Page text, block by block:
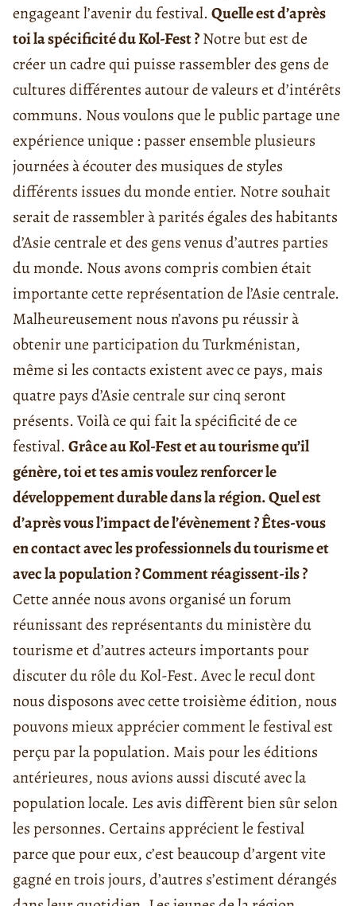
engageant l’avenir du festival.Quelle est d’après
toi la spécificité du Kol-Fest ?Notre but est de
créer un cadre qui puisse rassembler des gens de
cultures différentes autour de valeurs et d’intérêts
communs. Nous voulons que le public partage une
expérience unique : passer ensemble plusieurs
journées à écouter des musiques de styles
différents issues du monde entier. Notre souhait
serait de rassembler à parités égales des habitants
d’Asie centrale et des gens venus d’autres parties
du monde. Nous avons compris combien était
importante cette représentation de l’Asie centrale.
Malheureusement nous n’avons pu réussir à
obtenir une participation du Turkménistan,
même si les contacts existent avec ce pays, mais
quatre pays d’Asie centrale sur cinq seront
présents. Voilà ce qui fait la spécificité de ce
festival.Grâce au Kol-Fest et au tourisme qu’il
génère, toi et tes amis voulez renforcer le
développement durable dans la région. Quel est
d’après vous l’impact de l’évènement ? Êtes-vous
en contact avec les professionnels du tourisme et
avec la population ? Comment réagissent-ils ?
Cette année nous avons organisé un forum
réunissant des représentants du ministère du
tourisme et d’autres acteurs importants pour
discuter du rôle du Kol-Fest. Avec le recul dont
nous disposons avec cette troisième édition, nous
pouvons mieux apprécier comment le festival est
perçu par la population. Mais pour les éditions
antérieures, nous avions aussi discuté avec la
population locale. Les avis diffèrent bien sûr selon
les personnes. Certains apprécient le festival
parce que pour eux, c’est beaucoup d’argent vite
gagné en trois jours, d’autres s’estiment dérangés